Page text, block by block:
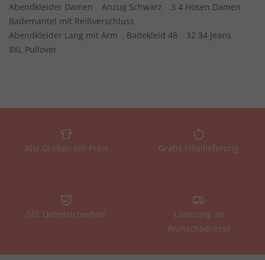
Abendkleider Damen
Anzug Schwarz
3 4 Hosen Damen
Bademantel mit Reißverschluss
Abendkleider Lang mit Arm
Badekleid 48
32 34 Jeans
8XL Pullover
Alle Größen ein Preis Gratis Filiallieferung
SSL Datensicherheit
Lieferung an
Wunschadresse